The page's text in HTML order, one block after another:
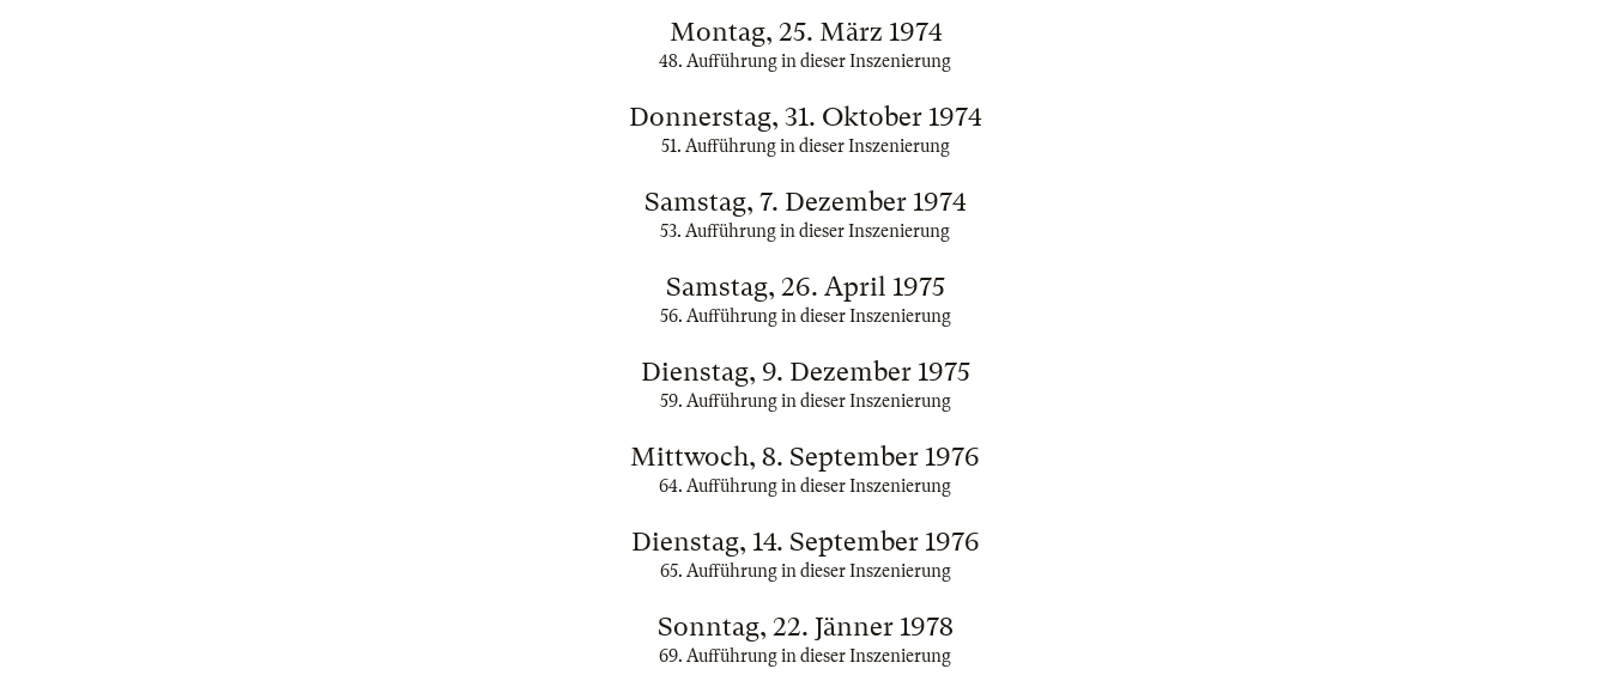
Montag, 25. März 1974
48. Aufführung in dieser Inszenierung
Donnerstag, 31. Oktober 1974
51. Aufführung in dieser Inszenierung
Samstag, 7. Dezember 1974
53. Aufführung in dieser Inszenierung
Samstag, 26. April 1975
56. Aufführung in dieser Inszenierung
Dienstag, 9. Dezember 1975
59. Aufführung in dieser Inszenierung
Mittwoch, 8. September 1976
64. Aufführung in dieser Inszenierung
Dienstag, 14. September 1976
65. Aufführung in dieser Inszenierung
Sonntag, 22. Jänner 1978
69. Aufführung in dieser Inszenierung